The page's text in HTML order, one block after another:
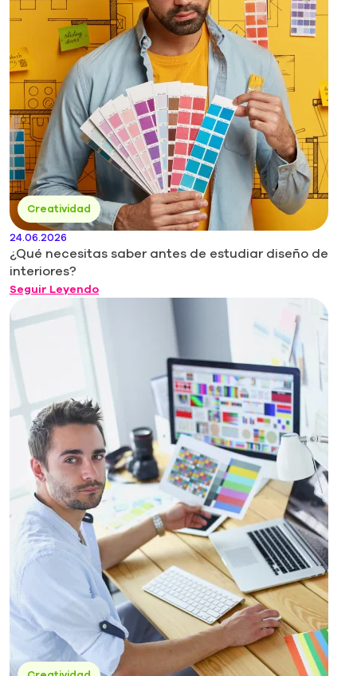
Creatividad
24.06.2026
¿Qué necesitas saber antes de estudiar diseño de
interiores?
Seguir Leyendo